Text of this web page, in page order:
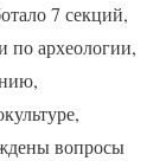
7 секций,
по археологии,
вопросы